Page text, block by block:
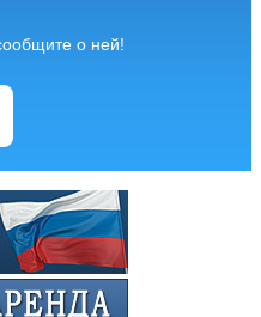
о ней!